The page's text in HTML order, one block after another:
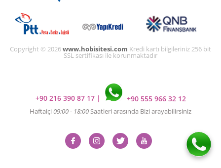
Copyright © 2026www.hobisitesi.com Kredi kartı bilgileriniz 256 bit
SSL sertifikası ile korunmaktadır
+90 216 390 87 17 | +90 555 966 32 12
Haftaiçi 09:00 - 18:00 Saatleri arasında Bizi arayabilirsiniz